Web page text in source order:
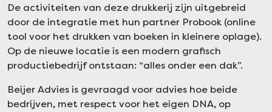
De activiteiten van deze drukkerij zijn uitgebreid
door de integratie met hun partner Probook (online
tool voor het drukken van boeken in kleinere oplage).
Op de nieuwe locatie is een modern grafisch
productiebedrijf ontstaan: “alles onder een dak”.
Beijer Advies is gevraagd voor advies hoe beide
bedrijven, met respect voor het eigen DNA, op